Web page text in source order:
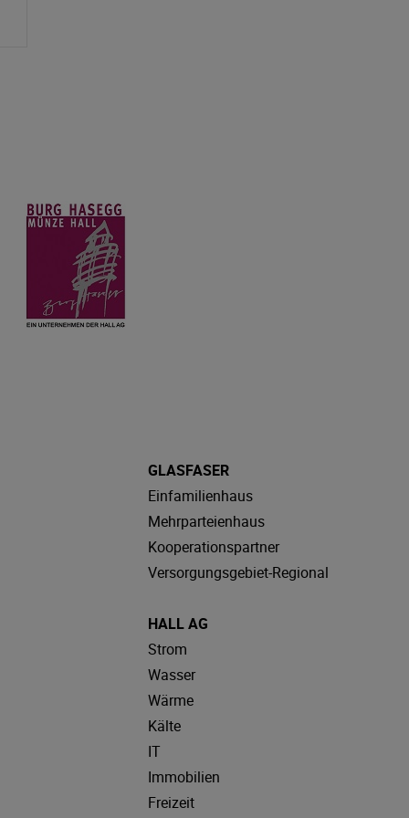
GLASFASER
Einfamilienhaus
Mehrparteienhaus
Kooperationspartner
Versorgungsgebiet-Regional
HALL AG
Strom
Wasser
Wärme
Kälte
IT
Immobilien
Freizeit